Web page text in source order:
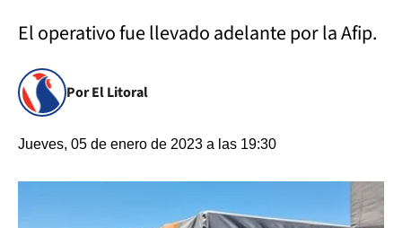
El operativo fue llevado adelante por la Afip.
Por El Litoral
Jueves, 05 de enero de 2023 a las 19:30